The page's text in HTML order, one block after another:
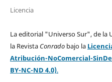
Licencia
La editorial "Universo Sur", de la
la Revista Conradobajo la
Atribución-NoComercial-
BY-NC-ND 4.0).